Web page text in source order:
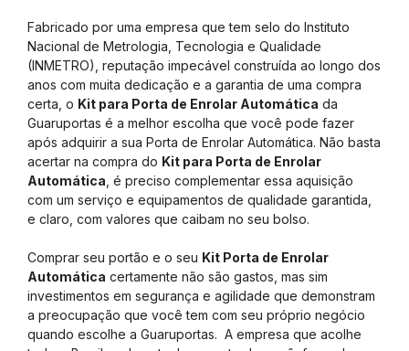
Fabricado por uma empresa que tem selo do Instituto
Nacional de Metrologia, Tecnologia e Qualidade
(INMETRO), reputação impecável construída ao longo dos
anos com muita dedicação e a garantia de uma compra
certa, o Kit para Porta de Enrolar Automática da
Guaruportas é a melhor escolha que você pode fazer
após adquirir a sua Porta de Enrolar Automática. Não basta
acertar na compra do Kit para Porta de Enrolar
Automática , é preciso complementar essa aquisição
com um serviço e equipamentos de qualidade garantida,
e claro, com valores que caibam no seu bolso.
Comprar seu portão e o seu Kit Porta de Enrolar
Automática certamente não são gastos, mas sim
investimentos em segurança e agilidade que demonstram
a preocupação que você tem com seu próprio negócio
quando escolhe a Guaruportas. A empresa que acolhe